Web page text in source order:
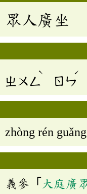
眾人廣坐
ㄓㄨㄥ
ˋ
ㄖㄣ
ˊ
zhòng rén
義參「 大庭廣